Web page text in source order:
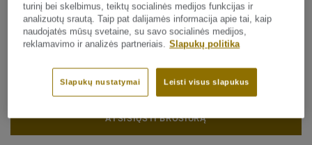
harmoningi dekorai: Pure, Roots ir Traces. Kiekvienas iš jų
sukuria estetiką už prieinamą kainą. Kartu jie leidžia
drąsiai kurti išraiškingus interjerus, pasižyminčius
ilgaamžiškumu.
ATSISIŲSTI BROŠIŪRĄ
turinį bei skelbimus, teiktų socialinės medijos funkcijas ir
analizuotų srautą. Taip pat dalijamės informacija apie tai, kaip
naudojatės mūsų svetaine, su savo socialinės medijos,
reklamavimo ir analizės partneriais. Slapukų politika
Leisti visus slapukus
Slapukų nustatymai